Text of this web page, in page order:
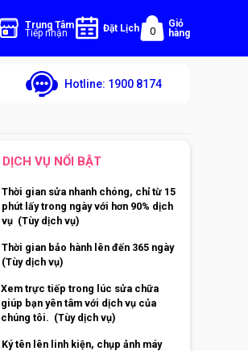
Trung Tâm
Tiếp nhận Đặt Lịch 0
Giỏ
hàng
Hotline: 1900 8174
DỊCH VỤ NỔI BẬT
Thời gian sửa nhanh chóng, chỉ từ 15
phút lấy trong ngày với hơn 90% dịch
vụ (Tùy dịch vụ)
Thời gian bảo hành lên đến 365 ngày
(Tùy dịch vụ)
Xem trực tiếp trong lúc sửa chữa
giúp bạn yên tâm với dịch vụ của
chúng tôi. (Tùy dịch vụ)
Ký tên lên linh kiện, chụp ảnh máy